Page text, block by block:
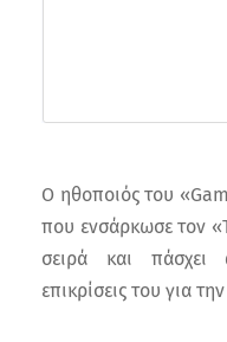
Ο ηθοποιός του
που ενσάρκωσε τον
σειρά και πάσχει
επικρίσεις του για